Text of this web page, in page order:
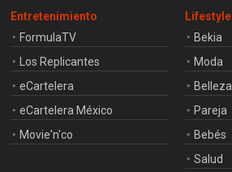
Entretenimiento
FormulaTV
Los Replicantes
eCartelera
eCartelera México
Movie'n'co
Lifestyle
Bekia
Moda
Belleza
Pareja
Bebés
Salud